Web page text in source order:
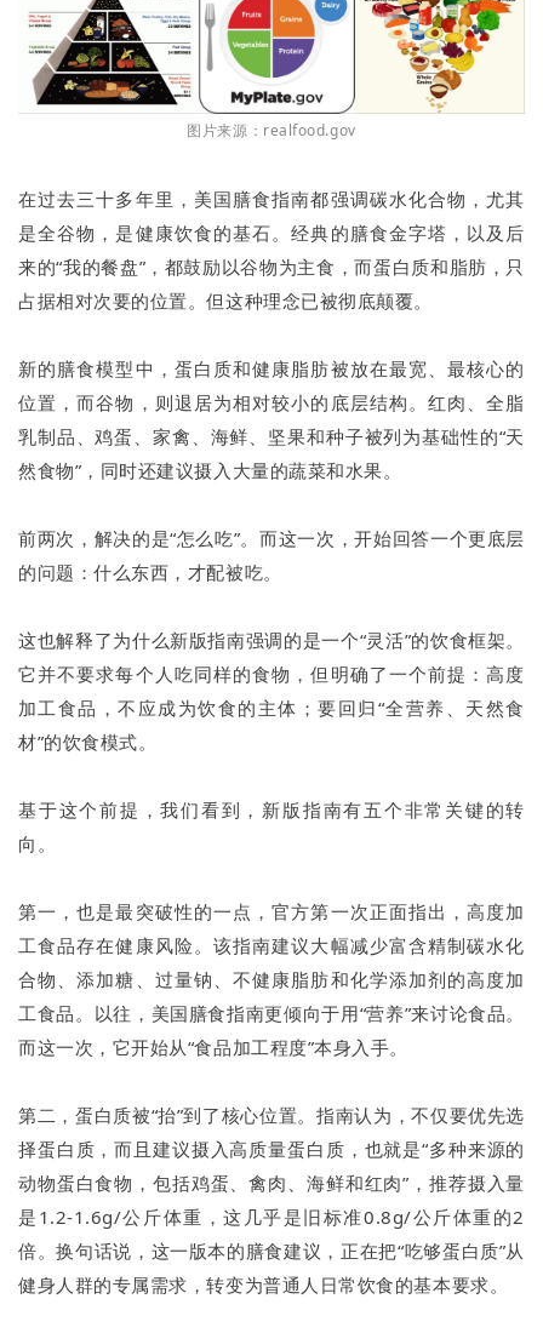
图片来源：realfood.gov
在过去三十多年里，美国膳食指南都强调碳水化合物，尤其
是全谷物，是健康饮食的基石。经典的膳食金字塔，以及后
来的“我的餐盘”，都鼓励以谷物为主食，而蛋白质和脂肪，只
占据相对次要的位置。但这种理念已被彻底颠覆。
新的膳食模型中，蛋白质和健康脂肪被放在最宽、最核心的
位置，而谷物，则退居为相对较小的底层结构。红肉、全脂
乳制品、鸡蛋、家禽、海鲜、坚果和种子被列为基础性的“天
然食物”，同时还建议摄入大量的蔬菜和水果。
前两次，解决的是“怎么吃”。而这一次，开始回答一个更底层
的问题：什么东西，才配被吃。
这也解释了为什么新版指南强调的是一个“灵活”的饮食框架。
它并不要求每个人吃同样的食物，但明确了一个前提：高度
加工食品，不应成为饮食的主体；要回归“全营养、天然食
材”的饮食模式。
基于这个前提，我们看到，新版指南有五个非常关键的转
向。
第一，也是最突破性的一点，官方第一次正面指出，高度加
工食品存在健康风险。该指南建议大幅减少富含精制碳水化
合物、添加糖、过量钠、不健康脂肪和化学添加剂的高度加
工食品。以往，美国膳食指南更倾向于用“营养”来讨论食品。
而这一次，它开始从“食品加工程度”本身入手。
第二，蛋白质被“抬”到了核心位置。指南认为，不仅要优先选
择蛋白质，而且建议摄入高质量蛋白质，也就是“多种来源的
动物蛋白食物，包括鸡蛋、禽肉、海鲜和红肉”，推荐摄入量
是1.2-1.6g/公斤体重，这几乎是旧标准0.8g/公斤体重的2
倍。换句话说，这一版本的膳食建议，正在把“吃够蛋白质”从
健身人群的专属需求，转变为普通人日常饮食的基本要求。